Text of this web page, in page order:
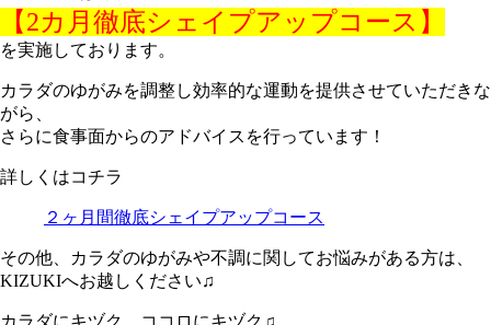
【2カ月徹底シェイプアップコース】
を実施しております。
カラダのゆがみを調整し効率的な運動を提供させていただきな
がら、
さらに食事面からのアドバイスを行っています！
詳しくはコチラ
２ヶ月間徹底シェイプアップコース
その他、カラダのゆがみや不調に関してお悩みがある方は、
KIZUKIへお越しください♫
カラダにキヅク、ココロにキヅク♫